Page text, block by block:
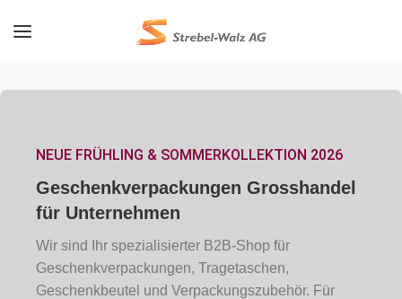
NEUE FRÜHLING & SOMMERKOLLEKTION 2026
Geschenkverpackungen Grosshandel
für Unternehmen
Wir sind Ihr spezialisierter B2B-Shop für
Geschenkverpackungen, Tragetaschen,
Geschenkbeutel und Verpackungszubehör. Für